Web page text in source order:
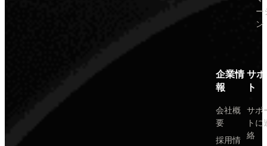
ー
ン
企業情
報
会社概
要
採用情
サ
ト
サポ
トに
絡